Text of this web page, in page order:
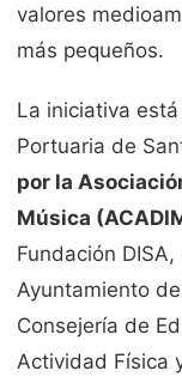
valores
más pequeños.
La iniciativa
Portuaria de
por la
Música
Fundación
Ayuntamiento
Consejería de
Actividad Física